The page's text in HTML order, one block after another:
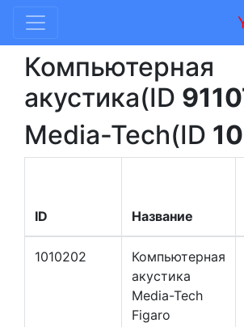
Компьютерная
акустика(ID
Media-Tech(ID
ID Название
1010202
Компьютерная
акустика
Media-Tech
Figaro